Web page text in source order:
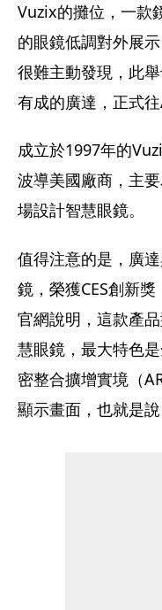
Vuzix的攤位，一款
的眼鏡低調對外展
很難主動發現，此
有成的廣達，正式往
成立於1997年的
波導美國廠商，主
場設計智慧眼鏡。
值得注意的是，廣
鏡，榮獲CES創新
官網說明，這款產
慧眼鏡，最大特色
密整合擴增實境（
顯示畫面，也就是說